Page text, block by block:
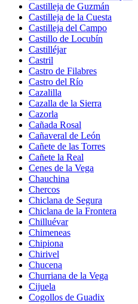
Castilleja de Guzmán
Castilleja de la Cuesta
Castilleja del Campo
Castillo de Locubín
Castilléjar
Castril
Castro de Filabres
Castro del Río
Cazalilla
Cazalla de la Sierra
Cazorla
Cañada Rosal
Cañaveral de León
Cañete de las Torres
Cañete la Real
Cenes de la Vega
Chauchina
Chercos
Chiclana de Segura
Chiclana de la Frontera
Chilluévar
Chimeneas
Chipiona
Chirivel
Chucena
Churriana de la Vega
Cijuela
Cogollos de Guadix